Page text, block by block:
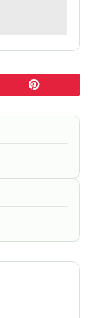
Pinterest